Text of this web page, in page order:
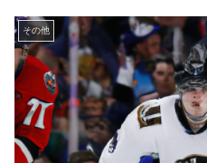
その他